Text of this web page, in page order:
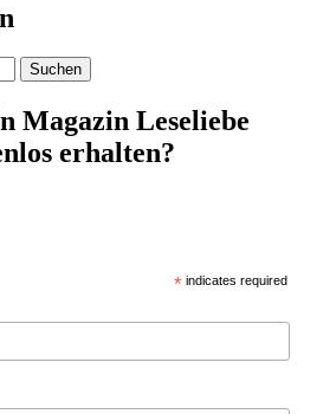
Magazin Leseliebe
erhalten?
* indicates required